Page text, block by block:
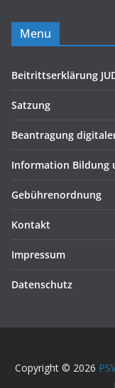
Menu
Beitrittserklärung
Satzung
Beantragung
Information Bildung
Gebührenordnung
Kontakt
Impressum
Datenschutz
Copyright © 2026